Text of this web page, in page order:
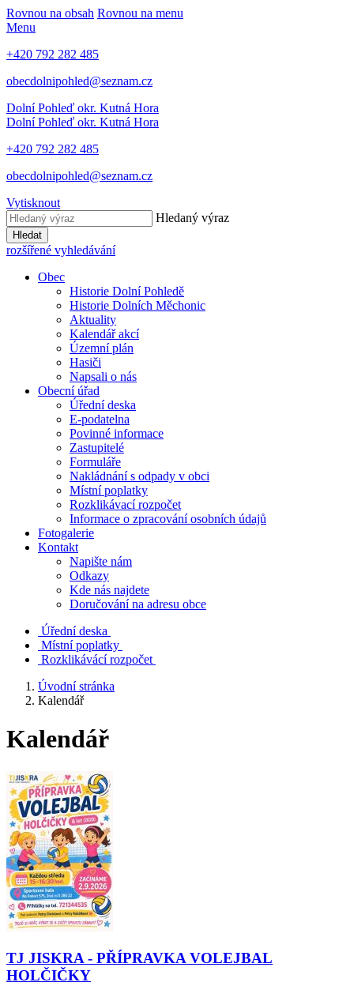
Rovnou na obsah Rovnou na menu
Menu
+420 792 282 485
obecdolnipohled@seznam.cz
Dolní Pohleď okr. Kutná Hora
Dolní Pohleď okr. Kutná Hora
+420 792 282 485
obecdolnipohled@seznam.cz
Vytisknout
Hledaný výraz
Hledat
rozšířené vyhledávání
Obec
Historie Dolní Pohledě
Historie Dolních Měchonic
Aktuality
Kalendář akcí
Územní plán
Hasiči
Napsali o nás
Obecní úřad
Úřední deska
E-podatelna
Povinné informace
Zastupitelé
Formuláře
Nakládnání s odpady v obci
Místní poplatky
Rozklikávací rozpočet
Informace o zpracování osobních údajů
Fotogalerie
Kontakt
Napište nám
Odkazy
Kde nás najdete
Doručování na adresu obce
Úřední deska
Místní poplatky
Rozklikávácí rozpočet
Úvodní stránka
Kalendář
Kalendář
TJ JISKRA - PŘÍPRAVKA VOLEJBAL
HOLČIČKY